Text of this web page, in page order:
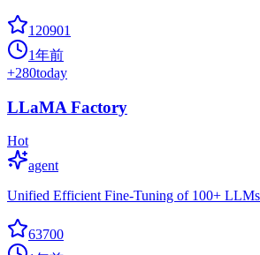
120901
1年前
+280today
LLaMA Factory
Hot
agent
Unified Efficient Fine-Tuning of 100+
63700